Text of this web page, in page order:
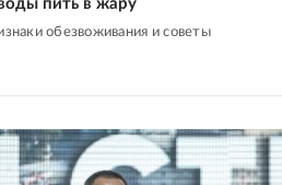
пить в жару
обезвоживания и советы